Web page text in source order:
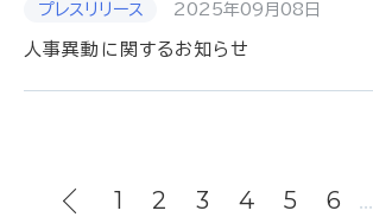
2025年09月08日
人事異動に関するお知らせ
1 2 3 4 5 6 …